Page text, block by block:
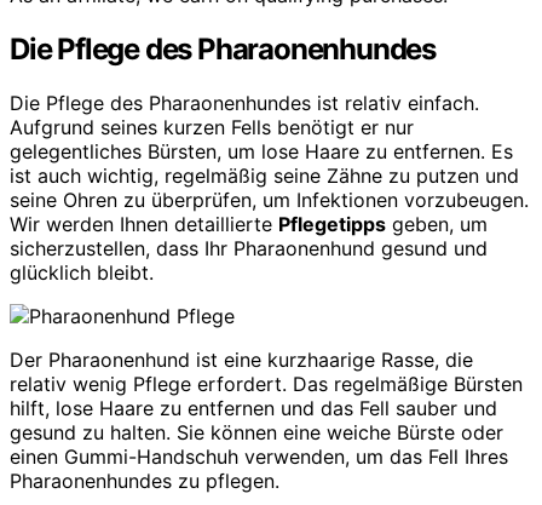
Die Pflege des Pharaonenhundes
Die Pflege des Pharaonenhundes ist relativ einfach.
Aufgrund seines kurzen Fells benötigt er nur
gelegentliches Bürsten, um lose Haare zu entfernen. Es
ist auch wichtig, regelmäßig seine Zähne zu putzen und
seine Ohren zu überprüfen, um Infektionen vorzubeugen.
Wir werden Ihnen detaillierte Pflegetipps geben, um
sicherzustellen, dass Ihr Pharaonenhund gesund und
glücklich bleibt.
Der Pharaonenhund ist eine kurzhaarige Rasse, die
relativ wenig Pflege erfordert. Das regelmäßige Bürsten
hilft, lose Haare zu entfernen und das Fell sauber und
gesund zu halten. Sie können eine weiche Bürste oder
einen Gummi-Handschuh verwenden, um das Fell Ihres
Pharaonenhundes zu pflegen.